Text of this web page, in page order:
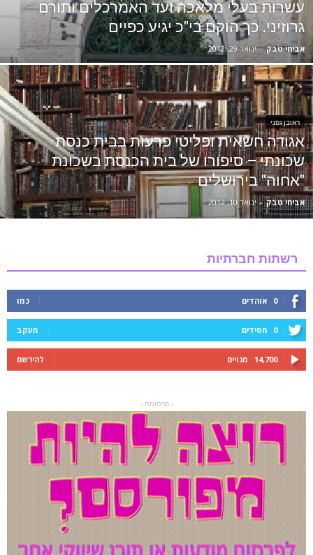
עשרות בעלי מלאכה ועד האמרכלים ותורם
גרוזיני. כך הוקם בי"כ יגיע כפיים
אביחי טבק - ינואר 29, 2012
ראובן גפני
אגודה חשאית ופליטי פרעות בבית כנסת
שכונתי – סיפורו של בית הכנסת בשכונת
"אחוה" בירושלים
אביחי טבק - ינואר 10, 2012
רשתות חברתיות
0 אוהדים כמו
0 חסידים מעקב
14,700 מנויים להירשם
- פרסומת -